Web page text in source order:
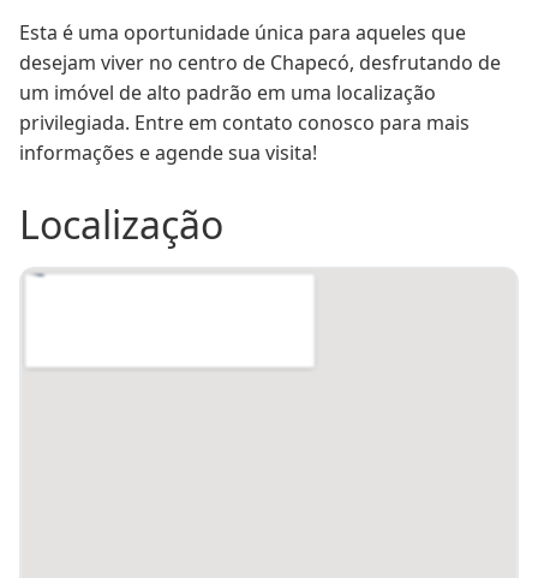
Esta é uma oportunidade única para aqueles que
desejam viver no centro de Chapecó, desfrutando de
um imóvel de alto padrão em uma localização
privilegiada. Entre em contato conosco para mais
informações e agende sua visita!
Localização